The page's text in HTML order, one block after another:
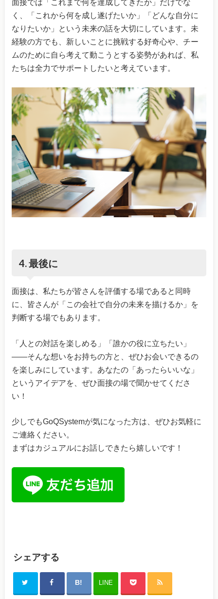
面接では「これまで何を達成してきたか」だけでな
く、「これから何を成し遂げたいか」「どんな自分に
なりたいか」という未来の話を大切にしています。未
経験の方でも、新しいことに挑戦する好奇心や、チー
ムのために自ら考えて動こうとする姿勢があれば、私
たちは全力でサポートしたいと考えています。
4.最後に
面接は、私たちが皆さんを評価する場であると同時
に、皆さんが「この会社で自分の未来を描けるか」を
判断する場でもあります。
「人との対話を楽しめる」「誰かの役に立ちたい」
――そんな想いをお持ちの方と、ぜひお会いできるの
を楽しみにしています。あなたの「あったらいいな」
というアイデアを、ぜひ面接の場で聞かせてくださ
い！
少しでもGoQSystemが気になった方は、ぜひお気軽に
ご連絡ください。
まずはカジュアルにお話しできたら嬉しいです！
シェアする
LINE